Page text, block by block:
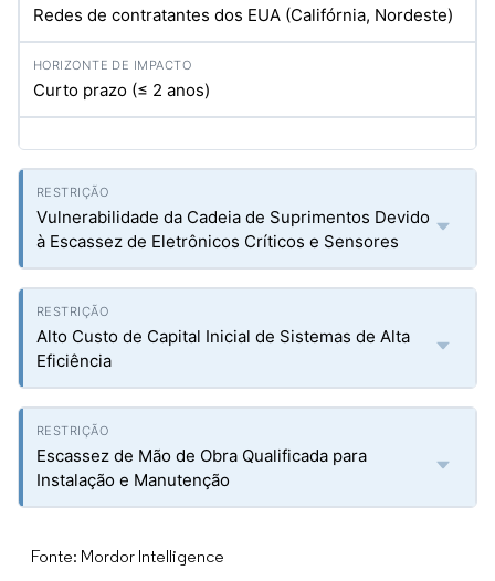
Redes de contratantes dos EUA (Califórnia, Nordeste)
Curto prazo (≤ 2 anos)
Vulnerabilidade da Cadeia de Suprimentos Devido
à Escassez de Eletrônicos Críticos e Sensores
Alto Custo de Capital Inicial de Sistemas de Alta
Eficiência
Escassez de Mão de Obra Qualificada para
Instalação e Manutenção
Fonte: Mordor Intelligence